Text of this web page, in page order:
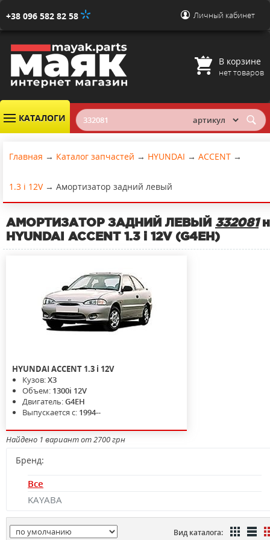
+38 096 582 82 58 Личный кабинет
В корзине
нет товаров
КАТАЛОГИ
Главная → Каталог запчастей → HYUNDAI → ACCENT →
1.3 i 12V → Амортизатор задний левый
АМОРТИЗАТОР ЗАДНИЙ ЛЕВЫЙ 332081
HYUNDAI ACCENT 1.3 i 12V (G4EH)
HYUNDAIACCENT 1.3 i 12V
Кузов:X3
Объем: 1300i 12V
Двигатель:G4EH
Выпускается с: 1994--
Найдено 1 вариант от 2700 грн
Бренд:
Все
KAYABA
Вид каталога: